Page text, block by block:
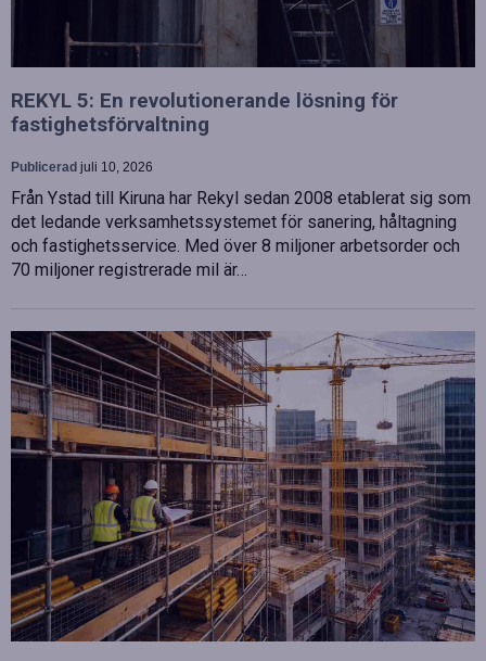
REKYL 5: En revolutionerande lösning för
fastighetsförvaltning
Publicerad juli 10, 2026
Från Ystad till Kiruna har Rekyl sedan 2008 etablerat sig som
det ledande verksamhetssystemet för sanering, håltagning
och fastighetsservice. Med över 8 miljoner arbetsorder och
70 miljoner registrerade mil är…